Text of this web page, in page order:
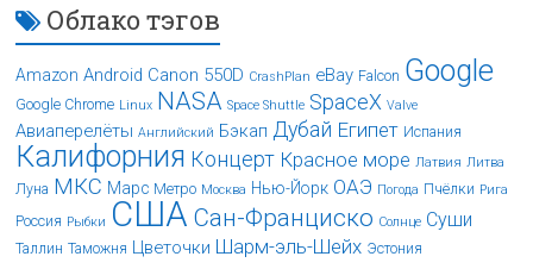
Облако тэгов
Amazon Android Canon 550D CrashPlan eBay Falcon Google
Google Chrome Linux NASA Space Shuttle SpaceX Valve
Авиаперелёты Английский Бэкап Дубай Египет Испания
Калифорния Концерт Красное море Латвия Литва
Луна МКС Марс Метро Москва Нью-Йорк ОАЭ Погода Пчёлки Рига
Россия Рыбки США Сан-Франциско Солнце Суши
Таллин Таможня Цветочки Шарм-эль-Шейх Эстония